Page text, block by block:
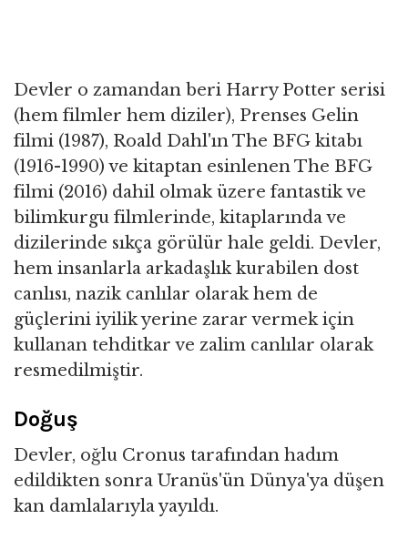
Devler o zamandan beri Harry Potter serisi
(hem filmler hem diziler), Prenses Gelin
filmi (1987), Roald Dahl'ın The BFG kitabı
(1916-1990) ve kitaptan esinlenen The BFG
filmi (2016) dahil olmak üzere fantastik ve
bilimkurgu filmlerinde, kitaplarında ve
dizilerinde sıkça görülür hale geldi. Devler,
hem insanlarla arkadaşlık kurabilen dost
canlısı, nazik canlılar olarak hem de
güçlerini iyilik yerine zarar vermek için
kullanan tehditkar ve zalim canlılar olarak
resmedilmiştir.
Doğuş
Devler, oğlu Cronus tarafından hadım
edildikten sonra Uranüs'ün Dünya'ya düşen
kan damlalarıyla yayıldı.